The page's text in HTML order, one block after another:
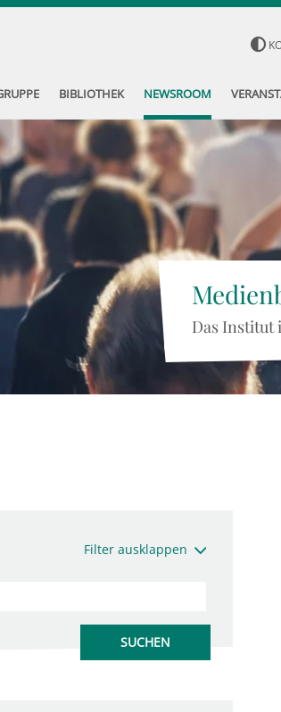
BIBLIOTHEK NEWSROOM
Das Institut
Filter ausklappen